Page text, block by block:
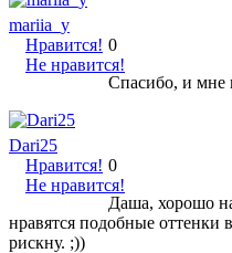
mariia_y
Нравится!
Не нравится!
0
Спасибо, и мне
Dari25
Нравится!
Не нравится!
0
Даша, хорошо
нравятся подобные оттенки
рискну. ;))